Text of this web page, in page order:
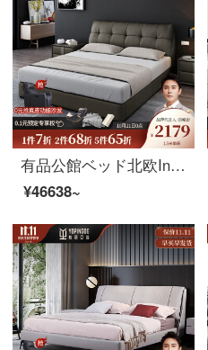
有品公館ベッド北欧Insネットレッドの本革の牛皮のダブルベッド1.8メートルのシングルベッド+ココナッツのマットレス+マットレス*2(布芸)フレームモデル
¥46638~